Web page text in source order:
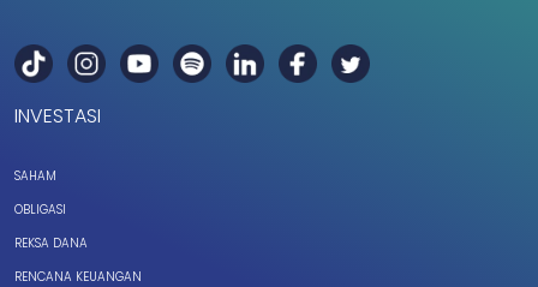
INVESTASI
SAHAM
OBLIGASI
REKSA DANA
RENCANA KEUANGAN